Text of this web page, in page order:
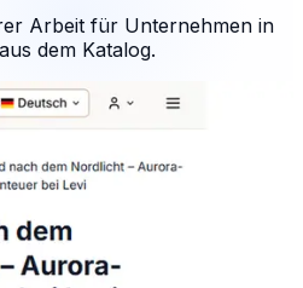
Arbeit für Unternehmen in
dem Katalog.